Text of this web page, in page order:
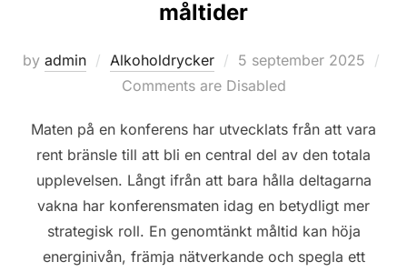
måltider
by admin Alkoholdrycker
Posted
on
5 september 2025
Comments are Disabled
Maten på en konferens har utvecklats från att vara
rent bränsle till att bli en central del av den totala
upplevelsen. Långt ifrån att bara hålla deltagarna
vakna har konferensmaten idag en betydligt mer
strategisk roll. En genomtänkt måltid kan höja
energinivån, främja nätverkande och spegla ett